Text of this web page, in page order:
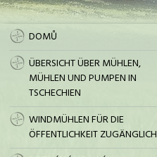
DOMŮ
ÜBERSICHT ÜBER MÜHLEN,
MÜHLEN UND PUMPEN IN
TSCHECHIEN
WINDMÜHLEN FÜR DIE
ÖFFENTLICHKEIT ZUGÄNGLICH